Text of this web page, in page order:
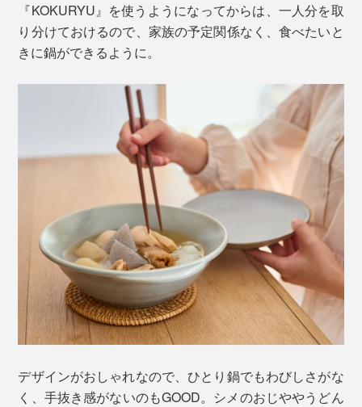
『KOKURYU』を使うようになってからは、一人分を取
り分けておけるので、家族の予定関係なく、食べたいと
きに鍋ができるように。
デザインがおしゃれなので、ひとり鍋でもわびしさがな
く、手抜き感がないのもGOOD。シメのおじややうどん